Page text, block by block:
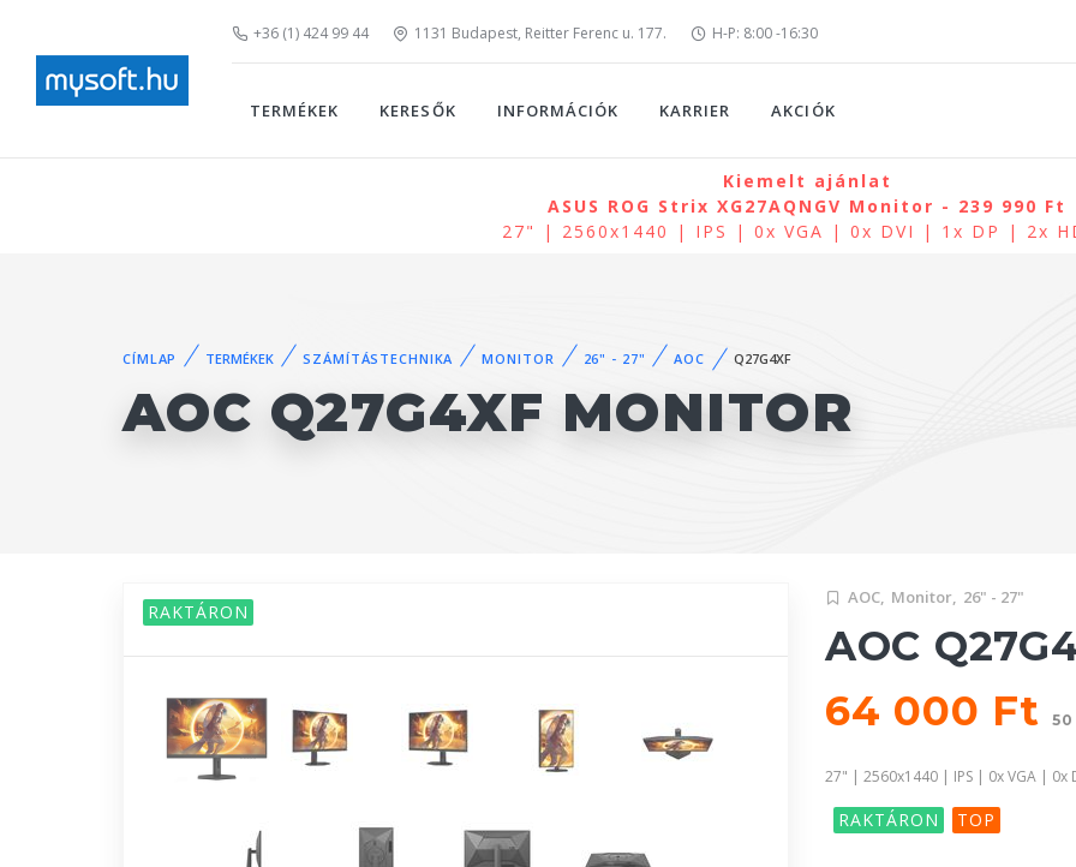
+36 (1) 424 99 44 1131 Budapest, Reitter Ferenc u. 177. H-P: 8:00 -16:30
TERMÉKEK KERESŐK INFORMÁCIÓK KARRIER AKCIÓK
Kiemelt ajánlat
ASUS ROG Strix XG27AQNGV Monitor - 239 990 Ft
27" | 2560x1440 | IPS | 0x VGA | 0x DVI | 1x DP | 2x
CÍMLAP TERMÉKEK SZÁMÍTÁSTECHNIKA MONITOR 26" - 27" AOC Q27G4XF
AOC Q27G4XF MONITOR
RAKTÁRON
AOC, Monitor, 26" - 27"
AOC
64 000 Ft50
27" | 2560x1440 | IPS | 0x VGA | 0x
RAKTÁRON TOP